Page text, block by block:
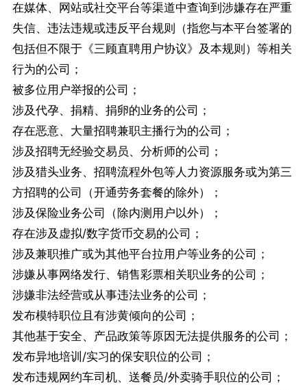
在媒体、网站或社交平台等渠道中查询到涉嫌存在严重
失信、违法违规或违反平台规则（指您与本平台签署的
包括但不限于《三顾直聘用户协议》及本规则）等相关
行为的公司；
被多位用户举报的公司；
涉及代孕、捐精、捐卵的业务的公司；
存在恶意、大量招聘兼职主播行为的公司；
涉及招聘无经验交易员、分析师的公司；
涉及猎头业务、招聘流程外包等人力资源服务或为第三
方招聘的公司（开通劳务套餐的除外）；
涉及保险业务公司（除内测用户以外）；
存在涉及虚拟/数字货币交易的公司；
涉及兼职推广或为其他平台拉用户等业务的公司；
涉嫌从事网络发行、销售彩票相关职业务的公司；
涉嫌非法经营或从事违法业务的公司；
发布模特职位且有涉黄倾向的公司；
其他基于安全、产品政策等原因无法提供服务的公司；
发布异地培训/实习的保安职位的公司；
发布违规网约车司机、送餐员/外卖骑手职位的公司；